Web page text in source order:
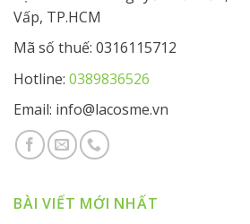
Vấp, TP.HCM
Mã số thuế: 0316115712
Hotline: 0389836526
Email: info@lacosme.vn
BÀI VIẾT MỚI NHẤT